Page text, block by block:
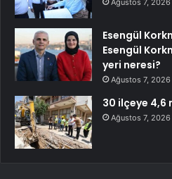
Ağustos 7, 2026
Esengül
Esengül
yeri neresi?
Ağustos 7, 2026
30 ilçeye 4,6
Ağustos 7, 2026